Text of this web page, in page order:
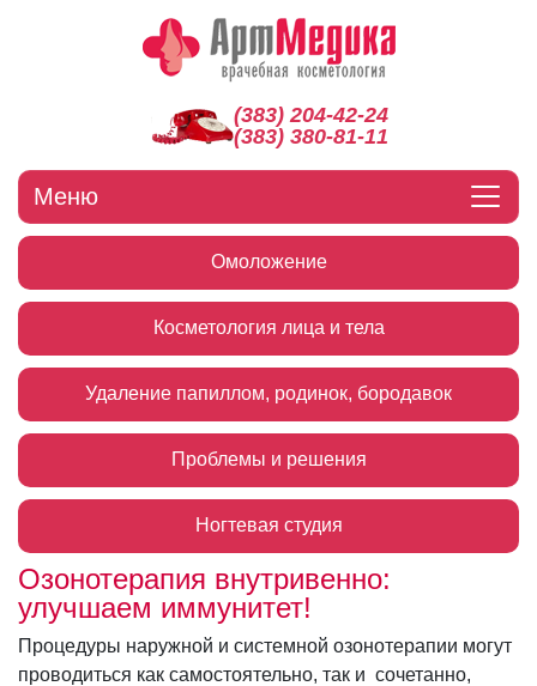
(383) 204-42-24
(383) 380-81-11
Меню
Омоложение
Косметология лица и тела
Удаление папиллом, родинок, бородавок
Проблемы и решения
Ногтевая студия
Озонотерапия внутривенно:
улучшаем иммунитет!
Процедуры наружной и системной озонотерапии могут
проводиться как самостоятельно, так и сочетанно,